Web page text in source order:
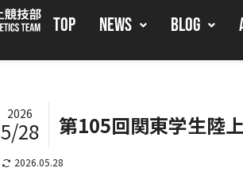
TOP NEWS BLOG
第105回関東学生陸
2026
5/28
2026.05.28